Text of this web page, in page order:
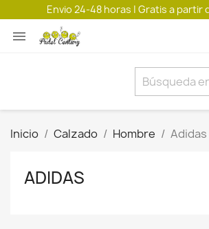
Envio 24-48 horas | Gratis a partir

Inicio Calzado Hombre Adidas
ADIDAS